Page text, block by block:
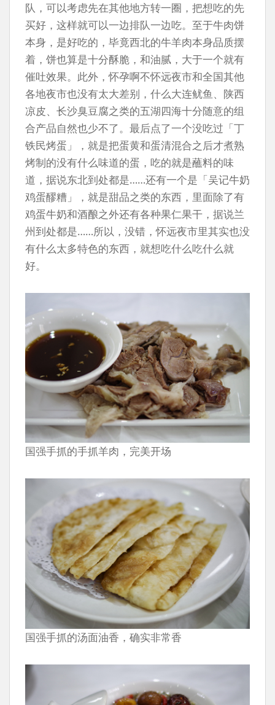
队，可以考虑先在其他地方转一圈，把想吃的先
买好，这样就可以一边排队一边吃。至于牛肉饼
本身，是好吃的，毕竟西北的牛羊肉本身品质摆
着，饼也算是十分酥脆，和油腻，大于一个就有
催吐效果。此外，怀孕啊不怀远夜市和全国其他
各地夜市也没有太大差别，什么大连鱿鱼、陕西
凉皮、长沙臭豆腐之类的五湖四海十分随意的组
合产品自然也少不了。最后点了一个没吃过「丁
铁民烤蛋」，就是把蛋黄和蛋清混合之后才煮熟
烤制的没有什么味道的蛋，吃的就是蘸料的味
道，据说东北到处都是……还有一个是「吴记牛奶
鸡蛋醪糟」，就是甜品之类的东西，里面除了有
鸡蛋牛奶和酒酿之外还有各种果仁果干，据说兰
州到处都是……所以，没错，怀远夜市里其实也没
有什么太多特色的东西，就想吃什么吃什么就
好。
国强手抓的手抓羊肉，完美开场
国强手抓的汤面油香，确实非常香